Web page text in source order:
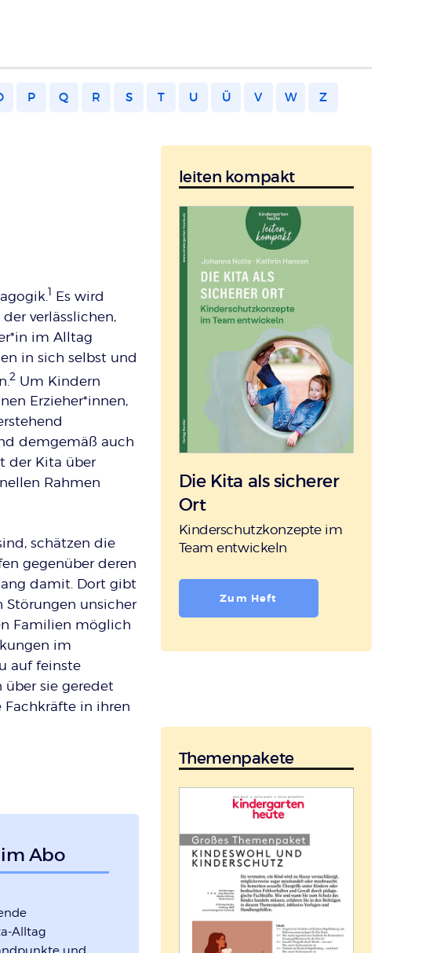
P Q R S T U Ü V W Z
1 Es wird
verlässlichen,
im Alltag
in sich selbst und
2Um Kindern
Erzieher*innen,
demgemäß auch
der Kita über
Rahmen
schätzen die
gegenüber deren
damit. Dort gibt
Störungen unsicher
Familien möglich
im
auf feinste
über sie geredet
in ihren
Abo
Alltag
leiten kompakt
Die Kita als sicherer
Ort
:
Kinderschutzkonzepte im
Team entwickeln
Zum Heft
Themenpakete